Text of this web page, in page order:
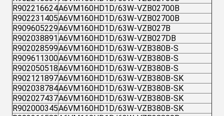
R902216624A6VM160HD1D/63W-VZB02700B
R902231405A6VM160HD1D/63W-VZB02700B
R909605229A6VM160HD1D/63W-VZB027B
R902038891A6VM160HD1D/63W-VZB027DB
R902028599A6VM160HD1D/63W-VZB380B-S
R909611300A6VM160HD1D/63W-VZB380B-S
R902050518A6VM160HD1D/63W-VZB380B-S
R902121897A6VM160HD1D/63W-VZB380B-SK
R902038784A6VM160HD1D/63W-VZB380B-SK
R902027437A6VM160HD1D/63W-VZB380B-SK
R902000345A6VM160HD1D/63W-VZB380B-SK